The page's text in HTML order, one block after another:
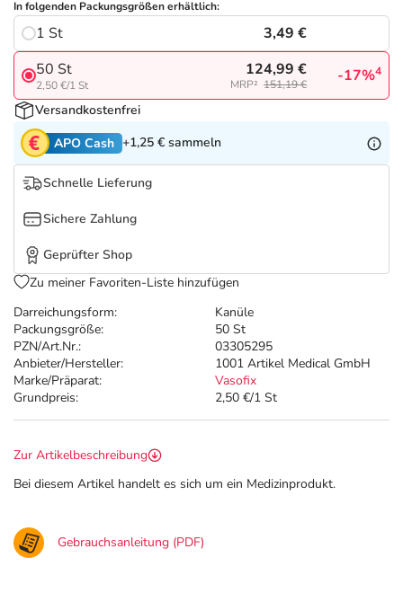
Tierapotheke
Vitamine & Mineralstoffe
Marken
Salus Deals
Darreichungsform:
Kanüle
Packungsgröße:
50 St
PZN/Art.Nr.:
03305295
Anbieter/Hersteller:
1001 Artikel Medical GmbH
Marke/Präparat:
Vasofix
Grundpreis:
2,50 €/1 St
In folgenden Packungsgrößen erhältlich:
1 St
3,49 €
50 St
2,50 €/1 St
124,99 €
MRP² 151,19 € -17%4
Versandkostenfrei
APO Cash +1,25 € sammeln
Schnelle Lieferung
Sichere Zahlung
Geprüfter Shop
Zu meiner Favoriten-Liste hinzufügen
Zur Artikelbeschreibung
Bei diesem Artikel handelt es sich um ein Medizinprodukt.
Gebrauchsanleitung (PDF)